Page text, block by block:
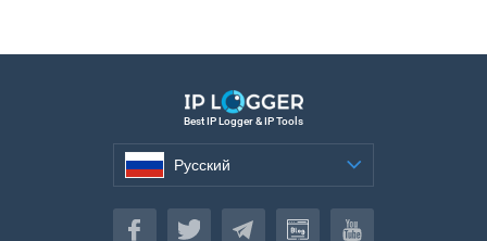
Best IP Logger & IP Tools
Русский
Русский